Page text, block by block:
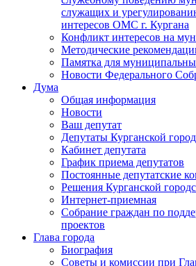
служащих и
интересов ОМС г. Кургана
Конфликт интересов на
Методические
Памятка для
Новости Федерального
Дума
Общая информация
Новости
Ваш депутат
Депутаты Курганской
Кабинет депутата
График приема депутатов
Постоянные депутатские
Решения Курганской
Интернет-приемная
Собрание граждан по
проектов
Глава города
Биография
Советы и комиссии при